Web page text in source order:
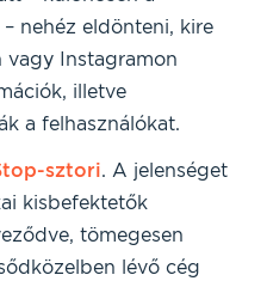
nehéz eldönteni, kire
vagy Instagramon
illetve
a felhasználókat.
sztori. A jelenséget
kisbefektetők
tömegesen
lévő cég